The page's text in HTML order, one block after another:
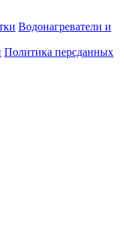
Водонагреватели и
Политика персданных